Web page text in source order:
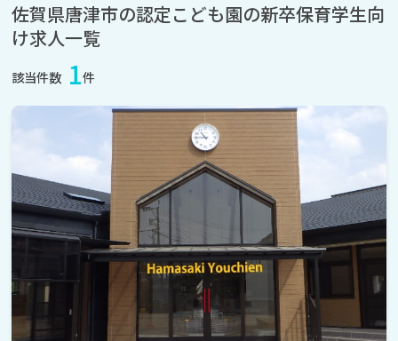
佐賀県唐津市の認定こども園の新卒保育学生向
け求人一覧
該当件数 1件